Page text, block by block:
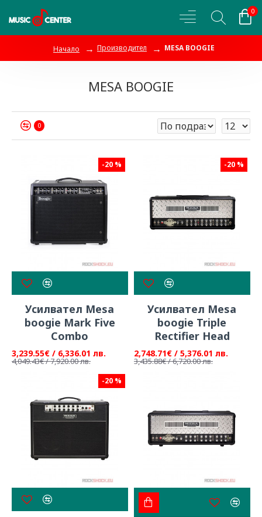
0
Начало Производител MESA BOOGIE
MESA BOOGIE
0
-20 %
Усилвател Mesa
boogie Mark Five
Combo
3,239.55€ / 6,336.01 лв.
4,049.43€ / 7,920.00 лв.
-20 %
Усилвател Mesa
boogie Triple
Rectifier Head
2,748.71€ / 5,376.01 лв.
3,435.88€ / 6,720.00 лв.
-20 %